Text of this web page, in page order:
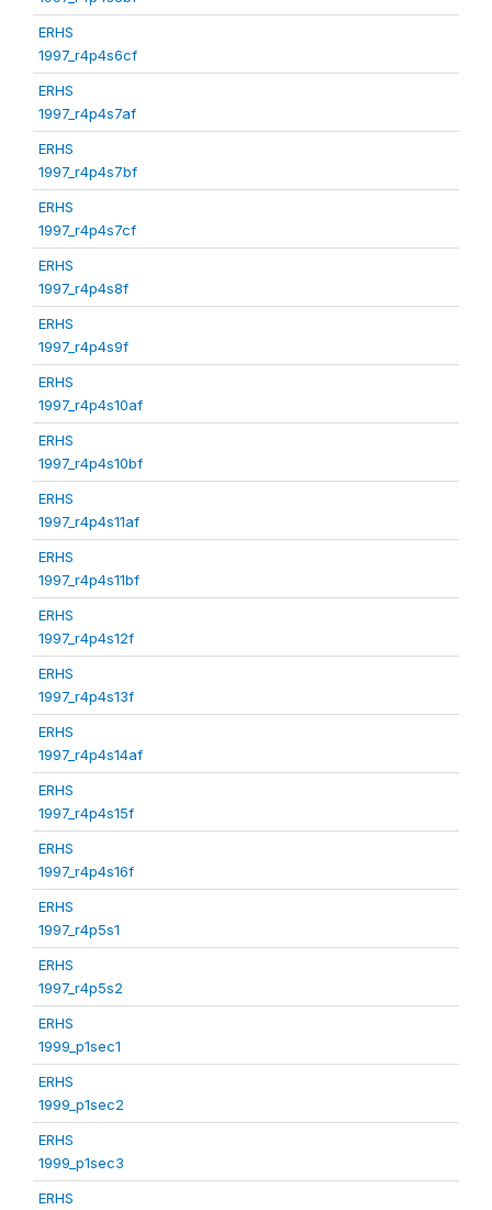
ERHS
1997_r4p4s6cf
ERHS
1997_r4p4s7af
ERHS
1997_r4p4s7bf
ERHS
1997_r4p4s7cf
ERHS
1997_r4p4s8f
ERHS
1997_r4p4s9f
ERHS
1997_r4p4s10af
ERHS
1997_r4p4s10bf
ERHS
1997_r4p4s11af
ERHS
1997_r4p4s11bf
ERHS
1997_r4p4s12f
ERHS
1997_r4p4s13f
ERHS
1997_r4p4s14af
ERHS
1997_r4p4s15f
ERHS
1997_r4p4s16f
ERHS
1997_r4p5s1
ERHS
1997_r4p5s2
ERHS
1999_p1sec1
ERHS
1999_p1sec2
ERHS
1999_p1sec3
ERHS